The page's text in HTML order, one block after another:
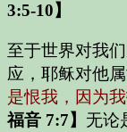
3:5-10】
至于世界对我
应，耶稣对他
是恨我，因为
福音 7:7】 无论